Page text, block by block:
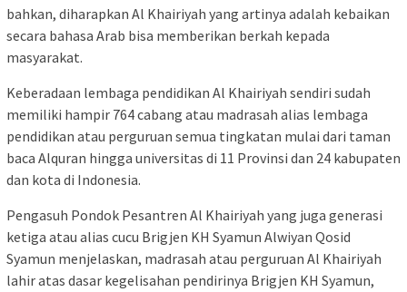
bahkan, diharapkan Al Khairiyah yang artinya adalah kebaikan
secara bahasa Arab bisa memberikan berkah kepada
masyarakat.
Keberadaan lembaga pendidikan Al Khairiyah sendiri sudah
memiliki hampir 764 cabang atau madrasah alias lembaga
pendidikan atau perguruan semua tingkatan mulai dari taman
baca Alquran hingga universitas di 11 Provinsi dan 24 kabupaten
dan kota di Indonesia.
Pengasuh Pondok Pesantren Al Khairiyah yang juga generasi
ketiga atau alias cucu Brigjen KH Syamun Alwiyan Qosid
Syamun menjelaskan, madrasah atau perguruan Al Khairiyah
lahir atas dasar kegelisahan pendirinya Brigjen KH Syamun,